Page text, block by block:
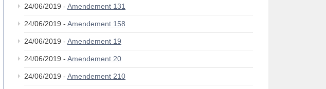
24/06/2019 - Amendement 131
24/06/2019 - Amendement 158
24/06/2019 - Amendement 19
24/06/2019 - Amendement 20
24/06/2019 - Amendement 210